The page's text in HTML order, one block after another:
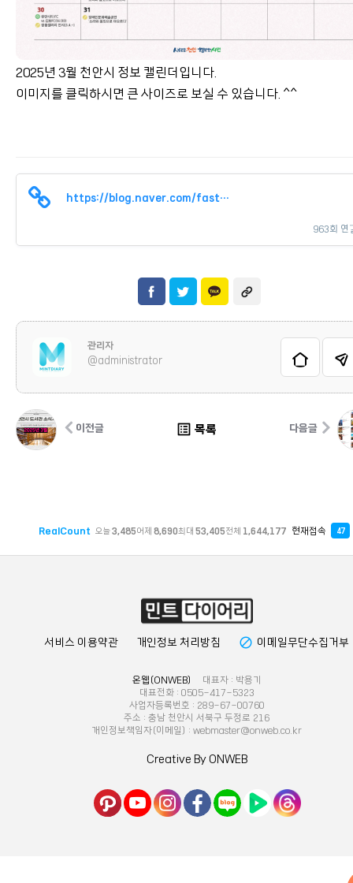
2025년 3월 천안시 정보 캘린더입니다.
이미지를 클릭하시면 큰 사이즈로 보실 수 있습니다. ^^
https://blog.naver.com/fastcheonan/223778152092?trackingCode=external
963회 연
관리자
@administrator
이전글 list_alt 목록 다음글
RealCount 오늘3,485어제 8,690최대 53,405전체 1,644,177 현재접속 47
서비스 이용약관 개인정보 처리방침 block 이메일무단수집거부
온웹(ONWEB)
대표자 : 박용기
대표전화 : 0505-417-5323
사업자등록번호 : 289-67-00760
주소 : 충남 천안시 서북구 두정로 216
개인정보책임자(이메일) : webmaster@onweb.co.kr
Creative By ONWEB